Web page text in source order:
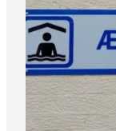
Resmål
Aktiviteter
Övernatta
Planera